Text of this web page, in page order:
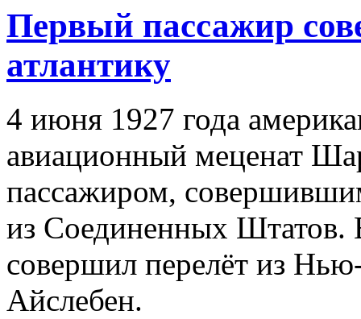
Первый пассажир
атлантику
4 июня 1927 года
авиационный меценат
пассажиром,
из Соединенных Штатов.
совершил перелёт из
Айслебен.